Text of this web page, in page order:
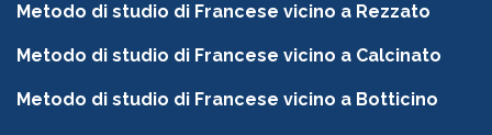
Metodo di studio di Francese vicino a Rezzato
Metodo di studio di Francese vicino a Calcinato
Metodo di studio di Francese vicino a Botticino